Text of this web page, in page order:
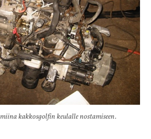
kakkosgolfin keulalle nostamiseen.